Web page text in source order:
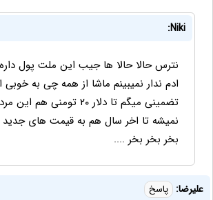
Niki:
نترس حالا حالا ها جیب این ملت پول
ادم ندار نمیبینم ماشا از همه چی به
تضمینی میگم تا دلار ۲۰
نمیشه تا اخر سال هم به قیمت های جدید
بخر بخر بخر ....
علیرضا: پاسخ